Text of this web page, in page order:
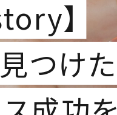
】
つけた